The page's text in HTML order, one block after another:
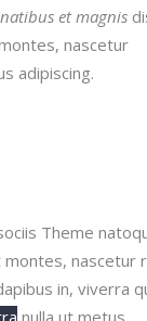
et magnis
nascetur
adipiscing.
Theme
nascetur
in, viverra
nulla ut metus.